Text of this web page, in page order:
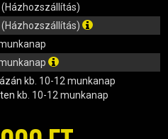
(Házhozszállítás)
(Házhozszállítás)
kb. 10-12 munkanap
kb. 10-12 munkanap